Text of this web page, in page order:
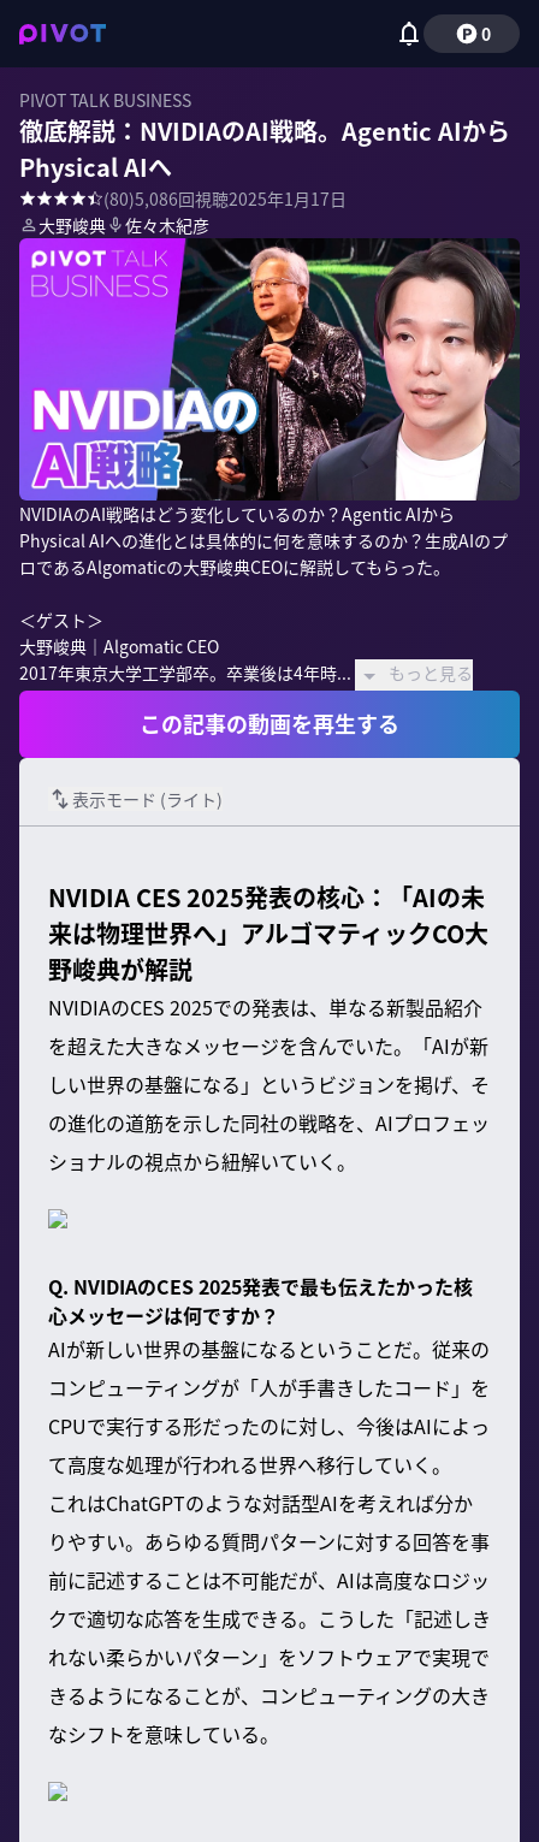
0
PIVOT TALK BUSINESS
徹底解説：NVIDIAのAI戦略。Agentic AIから
Physical AIへ
(80)5,086回視聴2025年1月17日
大野峻典
佐々木紀彦
NVIDIAのAI戦略はどう変化しているのか？Agentic AIから
Physical AIへの進化とは具体的に何を意味するのか？生成AIのプ
ロであるAlgomaticの大野峻典CEOに解説してもらった。
＜ゲスト＞
大野峻典｜Algomatic CEO
2017年東京大学工学部卒。卒業後は4年時...
もっと見る
この記事の動画を再生する
表示モード (ライト)
NVIDIA CES 2025発表の核心：「AIの未
来は物理世界へ」アルゴマティックCO大
野峻典が解説
NVIDIAのCES 2025での発表は、単なる新製品紹介
を超えた大きなメッセージを含んでいた。「AIが新
しい世界の基盤になる」というビジョンを掲げ、そ
の進化の道筋を示した同社の戦略を、AIプロフェッ
ショナルの視点から紐解いていく。
Q. NVIDIAのCES 2025発表で最も伝えたかった核
心メッセージは何ですか？
AIが新しい世界の基盤になるということだ。従来の
コンピューティングが「人が手書きしたコード」を
CPUで実行する形だったのに対し、今後はAIによっ
て高度な処理が行われる世界へ移行していく。
これはChatGPTのような対話型AIを考えれば分か
りやすい。あらゆる質問パターンに対する回答を事
前に記述することは不可能だが、AIは高度なロジッ
クで適切な応答を生成できる。こうした「記述しき
れない柔らかいパターン」をソフトウェアで実現で
きるようになることが、コンピューティングの大き
なシフトを意味している。